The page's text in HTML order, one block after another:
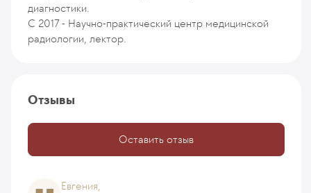
диагностики.
C 2017 - Научно-практический центр медицинской
радиологии, лектор.
Отзывы
Оставить отзыв
Евгения,